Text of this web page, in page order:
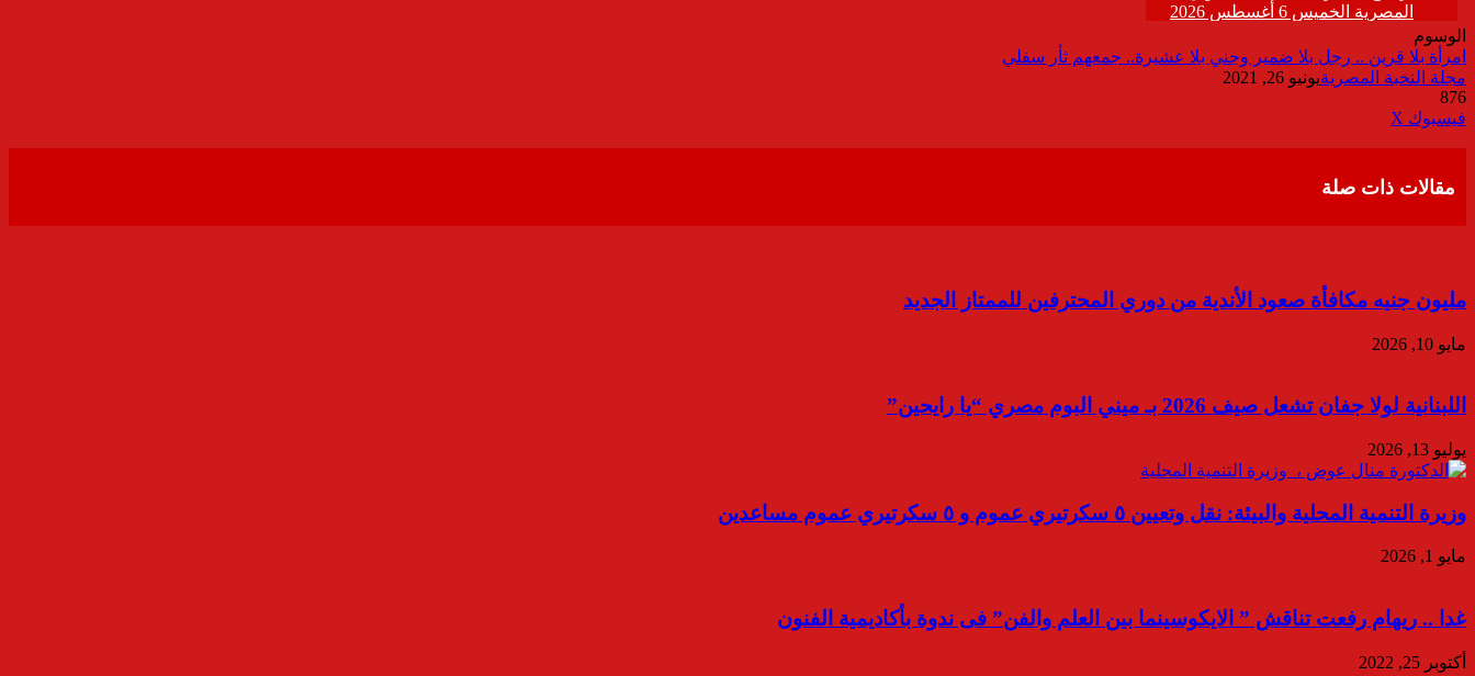
الوسوم
امرأة بلا قرين .. رجل بلا ضمير وجني بلا عشيرة.. جمعهم ثأر سفلي
مجلة النخبة المصريةيونيو 26, 2021
876
فيسبوك ‫X
مقالات ذات صلة
مليون جنيه مكافأة صعود الأندية من دوري المحترفين للممتاز الجديد
مايو 10, 2026
اللبنانية لولا جفان تشعل صيف 2026 بـ ميني البوم مصري “يا رايحين”
يوليو 13, 2026
وزيرة التنمية المحلية والبيئة: نقل وتعيين ٥ سكرتيري عموم و ٥ سكرتيري عموم مساعدين
مايو 1, 2026
غدا .. ريهام رفعت تناقش ” الايكوسينما بين العلم والفن” فى ندوة بأكاديمية الفنون
أكتوبر 25, 2022